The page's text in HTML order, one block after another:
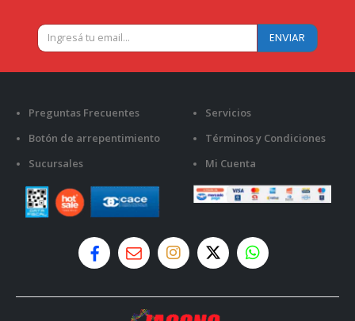
Preguntas Frecuentes
Botón de arrepentimiento
Sucursales
Servicios
Términos y Condiciones
Mi Cuenta